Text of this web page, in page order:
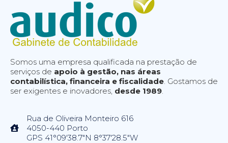
Somos uma empresa qualificada na prestação de
serviços de apoio à gestão, nas áreas
contabilística, financeira e fiscalidade. Gostamos de
ser exigentes e inovadores, desde 1989.
Rua de Oliveira Monteiro 616
4050-440 Porto
GPS 41°09'38.7"N 8°37'28.5"W